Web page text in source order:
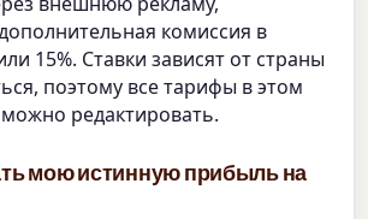
комиссия в
15%. Ставки зависят от страны
поэтому все тарифы в этом
редактировать.
мою истинную прибыль на